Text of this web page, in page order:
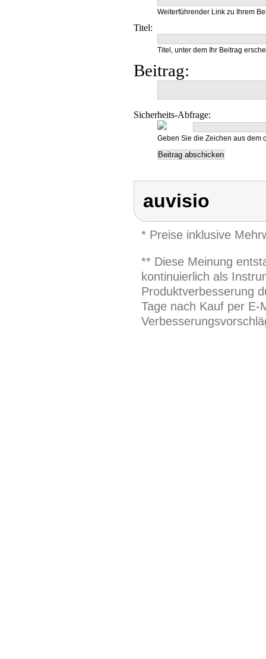
Weiterführender Link zu Ihrem
Titel:
Titel, unter dem Ihr Beitrag
Beitrag:
Sicherheits-Abfrage:
Geben Sie die Zeichen aus dem
auvisio
* Preise inklusive
** Diese Meinung
kontinuierlich als
Produktverbesserung
Tage nach Kauf per E-